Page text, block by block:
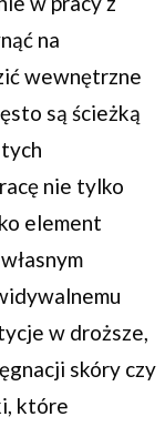
na
wewnętrzne
są ścieżką
nie tylko
element
w droższe,
skóry czy
które